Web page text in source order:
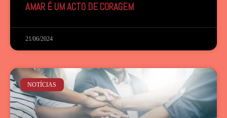
AMAR É UM ACTO DE CORAGEM
21/06/2024
NOTÍCIAS